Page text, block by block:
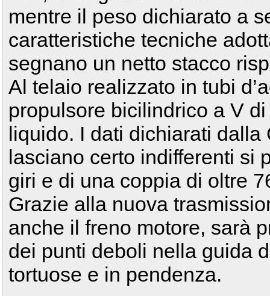
mentre il peso dichiarato a
caratteristiche tecniche
segnano un netto stacco
Al telaio realizzato in tubi
propulsore bicilindrico a V
liquido. I dati dichiarati
lasciano certo indifferenti si
giri e di una coppia di oltre
Grazie alla nuova
anche il freno motore, sarà
dei punti deboli nella guida
tortuose e in pendenza.